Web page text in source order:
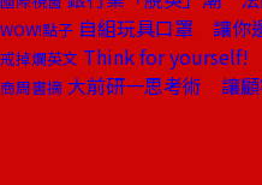
WOW!點子 自組玩具口罩 讓你
戒掉爛英文 Think for yourself!
商周書摘 大前研一思考術 讓顧